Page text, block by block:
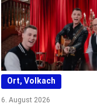
Ort, Volkach
6. August 2026